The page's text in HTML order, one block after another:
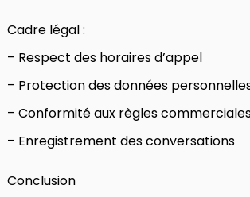
Cadre légal :
– Respect des horaires d’appel
– Protection des données
– Conformité aux règles
– Enregistrement des conversations
Conclusion